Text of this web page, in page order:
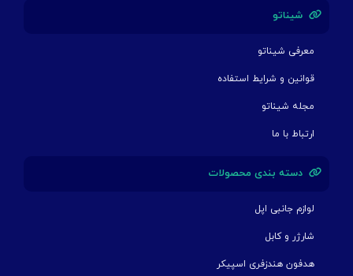
شیناتو
معرفی شیناتو
قوانین و شرایط استفاده
مجله شیناتو
ارتباط با ما
دسته بندی محصولات
لوازم جانبی اپل
شارژر و کابل
هدفون هندزفری اسپیکر